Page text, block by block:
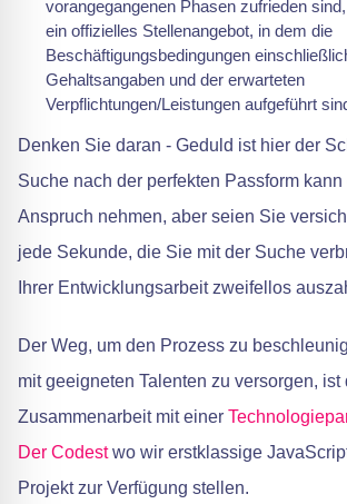
vorangegangenen Phasen zufrieden
ein offizielles Stellenangebot, in dem die
Beschäftigungsbedingungen
Gehaltsangaben und der erwarteten
Verpflichtungen/Leistungen aufgeführt
Denken Sie daran - Geduld ist hier der
Suche nach der perfekten Passform
Anspruch nehmen, aber seien Sie
jede Sekunde, die Sie mit der Suche
Ihrer Entwicklungsarbeit zweifellos
Der Weg, um den Prozess zu
mit geeigneten Talenten zu versorgen, ist
Zusammenarbeit mit einer
Der Codestwo wir erstklassige
Projekt zur Verfügung stellen.